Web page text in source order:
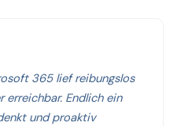
365 lief reibungslos
erreichbar. Endlich ein
und proaktiv